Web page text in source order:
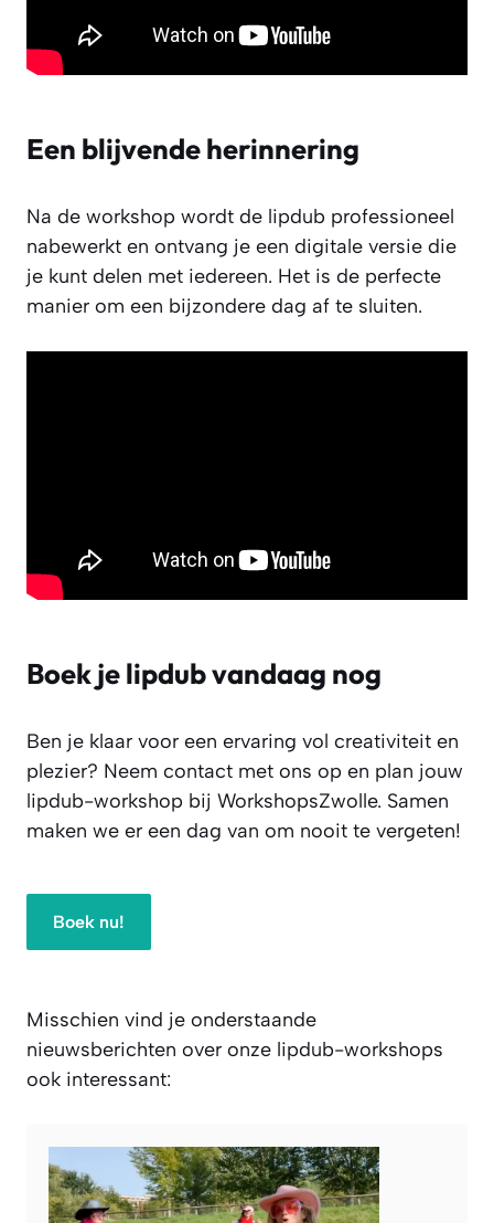
Een blijvende herinnering
Na de workshop wordt de lipdub professioneel
nabewerkt en ontvang je een digitale versie die
je kunt delen met iedereen. Het is de perfecte
manier om een bijzondere dag af te sluiten.
Boek je lipdub vandaag nog
Ben je klaar voor een ervaring vol creativiteit en
plezier? Neem contact met ons op en plan jouw
lipdub-workshop bij WorkshopsZwolle. Samen
maken we er een dag van om nooit te vergeten!
Boek nu!
Misschien vind je onderstaande
nieuwsberichten over onze lipdub-workshops
ook interessant: